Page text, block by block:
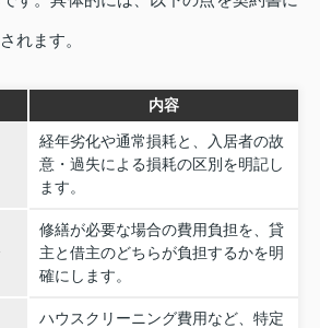
れます。
内容
経年劣化や通常損耗と、入居者の故
意・過失による損耗の区別を明記し
ます。
修繕が必要な場合の費用負担を、貸
主と借主のどちらが負担するかを明
確にします。
ハウスクリーニング費用など、特定